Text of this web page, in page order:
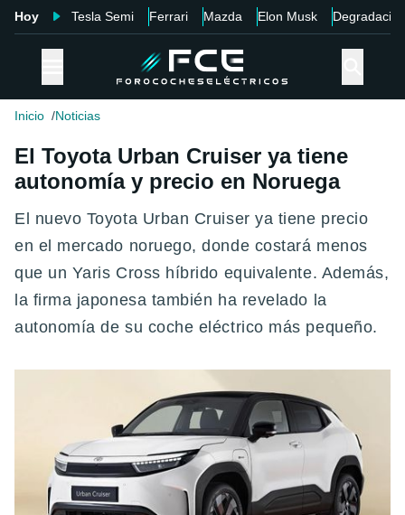
Hoy Tesla Semi Ferrari Mazda Elon Musk Degradación
Inicio Noticias
El Toyota Urban Cruiser ya tiene
autonomía y precio en Noruega
El nuevo Toyota Urban Cruiser ya tiene precio
en el mercado noruego, donde costará menos
que un Yaris Cross híbrido equivalente. Además,
la firma japonesa también ha revelado la
autonomía de su coche eléctrico más pequeño.